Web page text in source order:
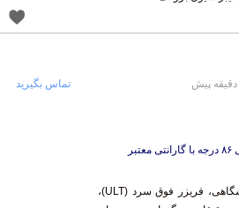
فریزر منفی ۸۶، فریزر آزمایشگاهی، فریزر فوق سرد (ULT)،
فریزر بیوپزشکی، فریزرهای تحقیقاتی، نگهداری نمونه‌های
تماس بگیرید